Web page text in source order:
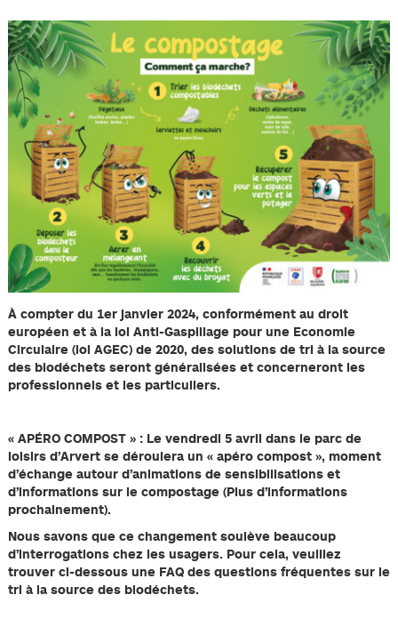
À compter du 1er janvier 2024, conformément au droit
européen et à la loi Anti-Gaspillage pour une Economie
Circulaire (loi AGEC) de 2020, des solutions de tri à la source
des biodéchets seront généralisées et concerneront les
professionnels et les particuliers.
« APÉRO COMPOST » : Le vendredi 5 avril dans le parc de
loisirs d’Arvert se déroulera un « apéro compost », moment
d’échange autour d’animations de sensibilisations et
d’informations sur le compostage (Plus d’informations
prochainement).
Nous savons que ce changement soulève beaucoup
d’interrogations chez lesusagers. Pour cela, veuillez
trouver ci-dessous une FAQ des questions fréquentes sur le
tri à la source des biodéchets.